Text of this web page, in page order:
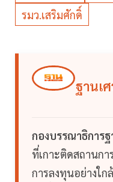
รมว.เสริมศักดิ์
ฐานเ
กองบรรณาธิการ
ที่เกาะติดสถานก
การลงทุนอย่างใ